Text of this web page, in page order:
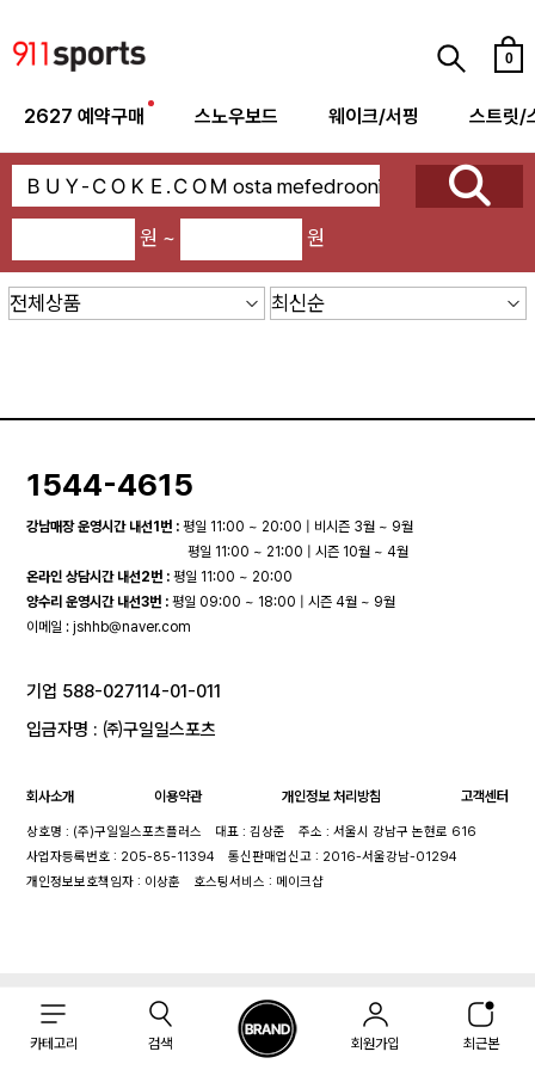
0
2627 예약구매 스노우보드 웨이크/서핑 스트릿/
카테고리 검색 회원가입 최근본
원 ~ 원
1544-4615
강남매장 운영시간 내선1번 : 평일 11:00 ~ 20:00 | 비시즌 3월 ~ 9월
평일 11:00 ~ 21:00 | 시즌 10월 ~ 4월
온라인 상담시간 내선2번 : 평일 11:00 ~ 20:00
양수리 운영시간 내선3번 : 평일 09:00 ~ 18:00 | 시즌 4월 ~ 9월
이메일 :jshhb@naver.com
기업 588-027114-01-011
입금자명 : ㈜구일일스포츠
회사소개 이용약관 개인정보 처리방침 고객센터
상호명 : (주)구일일스포츠플러스 대표 : 김상준
주소 : 서울시 강남구 논현로 616
사업자등록번호 : 205-85-11394
통신판매업신고 : 2016-서울강남-01294
개인정보보호책임자 : 이상훈
호스팅서비스 : 메이크샵